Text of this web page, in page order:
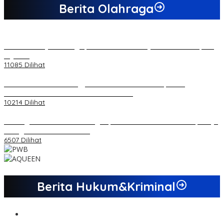
Berita Olahraga
11085 Dilihat
10214 Dilihat
6507 Dilihat
Berita Hukum&Kriminal